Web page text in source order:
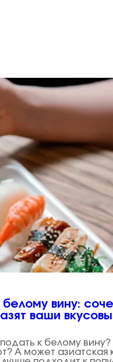
вину:
ваши
к белому вину?
А может азиатская